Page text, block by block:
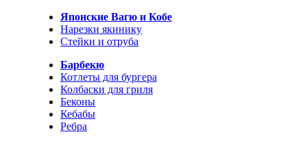
Японские Вагю и Кобе
Нарезки якинику
Стейки и отруба
Барбекю
Котлеты для бургера
Колбаски для гриля
Беконы
Кебабы
Ребра